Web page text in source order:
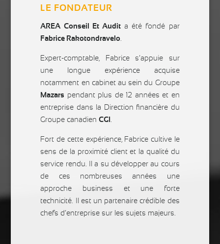
LE FONDATEUR
AREA Conseil Et Audita été fondé par
Fabrice Rakotondravelo.
Expert-comptable, Fabrice s’appuie sur
une longue expérience acquise
notamment en cabinet au sein du Groupe
Mazars pendant plus de 12 années et en
entreprise dans la Direction financière du
Groupe canadienCGI.
Fort de cette expérience, Fabrice cultive le
sens de la proximité client et la qualité du
service rendu. Il a su développer au cours
de ces nombreuses années une
approche business et une forte
technicité. Il est un partenaire crédible des
chefs d’entreprise sur les sujets majeurs.